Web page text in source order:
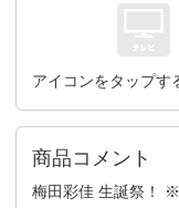
アイコンをタップす
商品コメント
梅田彩佳 生誕祭！